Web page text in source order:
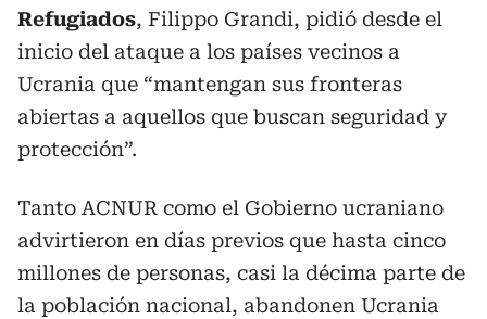
Refugiados, Filippo Grandi, pidió desde el
inicio del ataque a los países vecinos a
Ucrania que “mantengan sus fronteras
abiertas a aquellos que buscan seguridad y
protección”.
Tanto ACNUR como el Gobierno ucraniano
advirtieron en días previos que hasta cinco
millones de personas, casi la décima parte de
la población nacional, abandonen Ucrania